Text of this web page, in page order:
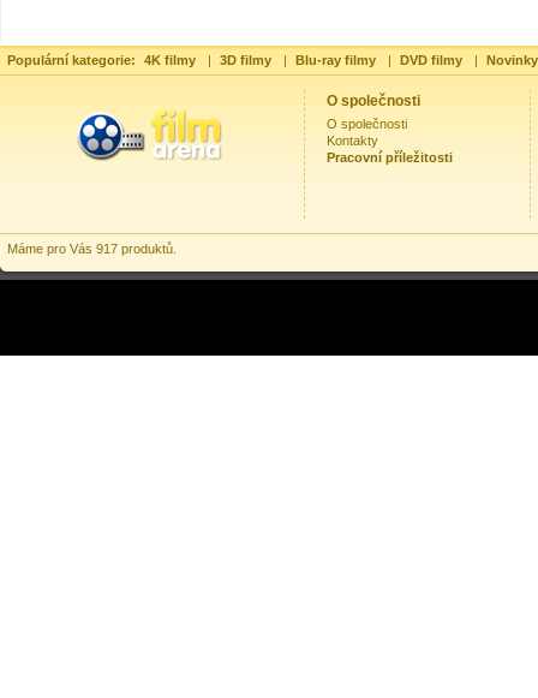
Populární kategorie: 4K filmy | 3D filmy | Blu-ray filmy | DVD filmy |
O společnosti
O společnosti
Kontakty
Pracovní příležitosti
Máme pro Vás 917 produktů.